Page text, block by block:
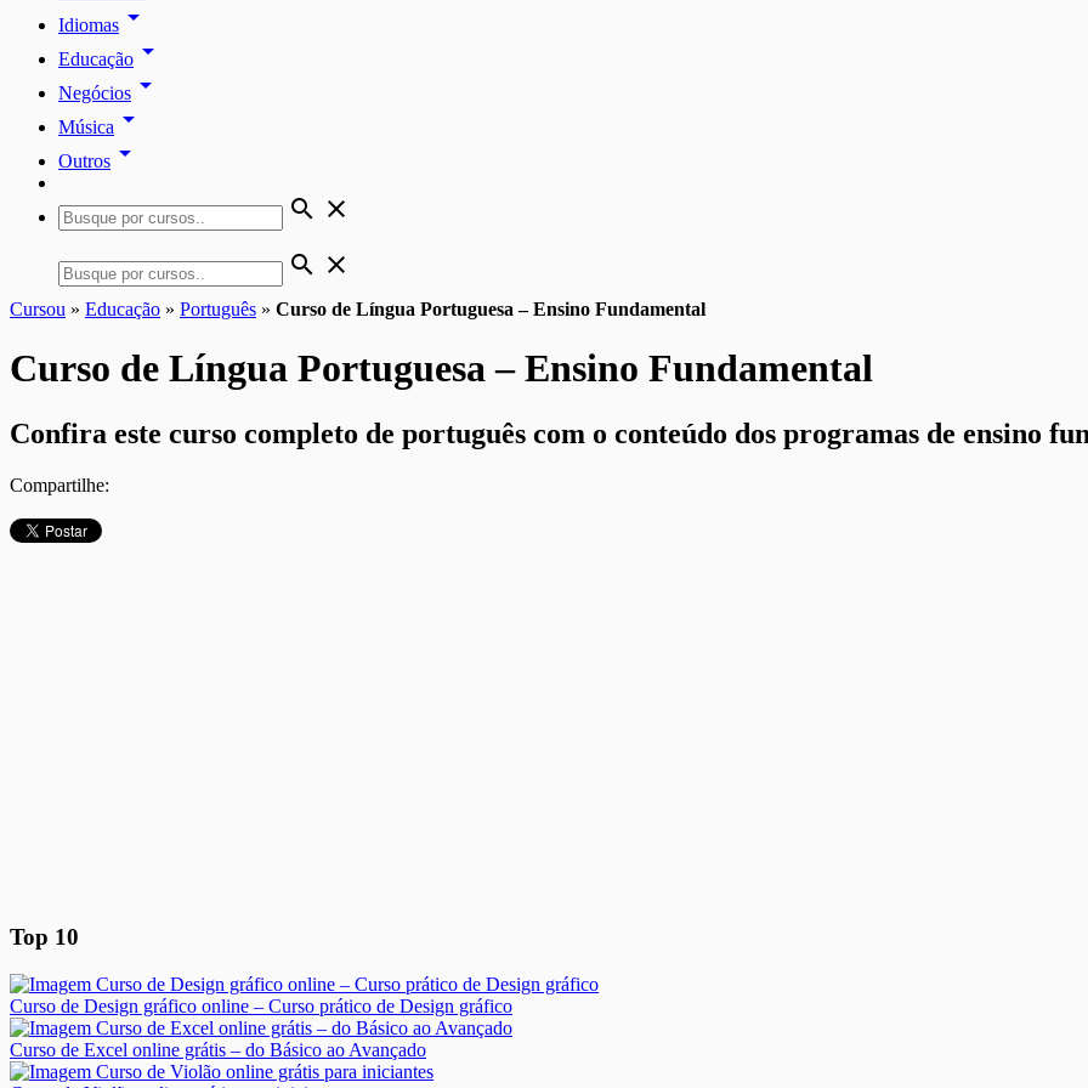
Idiomas arrow_drop_down
Educação arrow_drop_down
Negócios arrow_drop_down
Música arrow_drop_down
Outros arrow_drop_down
search close
search close
Cursou » Educação » Português » Curso de Língua Portuguesa – Ensino Fundamental
Curso de Língua Portuguesa – Ensino Fundamental
Confira este curso completo de português com o conteúdo dos programas de ensino
Compartilhe:
Top 10
Curso de Design gráfico online – Curso prático de Design gráfico
Curso de Excel online grátis – do Básico ao Avançado